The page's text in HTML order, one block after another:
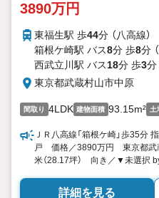
3890万円
東福生駅 歩44分 （八高線）
箱根ケ崎駅 バス8分 歩8分
西武立川駅 バス18分 歩3分
東京都武蔵村山市中原
間取り 4LDK 建物面積 93.15m² 土
ＪＲ八高線「箱根ケ崎」歩35
戸 価格／3890万円 東京都
米（28.17坪） 向き／▼未選択
詳細を見る